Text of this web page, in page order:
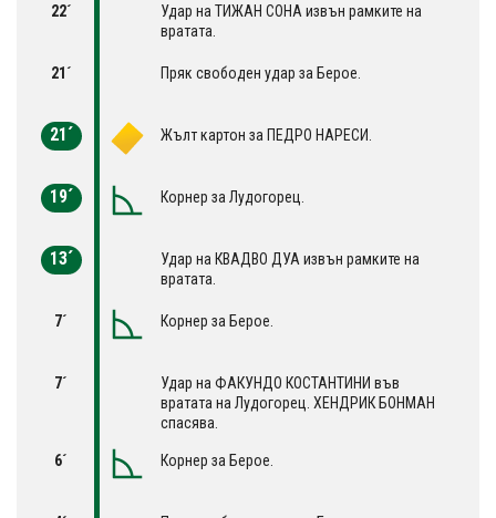
22´
Удар на ТИЖАН СОНА извън рамките на
вратата.
21´ Пряк свободен удар за Берое.
21´ Жълт картон за ПЕДРО НАРЕСИ.
19´ Корнер за Лудогорец.
13´
Удар на КВАДВО ДУА извън рамките на
вратата.
7´ Корнер за Берое.
7´
Удар на ФАКУНДО КОСТАНТИНИ във
вратата на Лудогорец. ХЕНДРИК БОНМАН
спасява.
6´ Корнер за Берое.